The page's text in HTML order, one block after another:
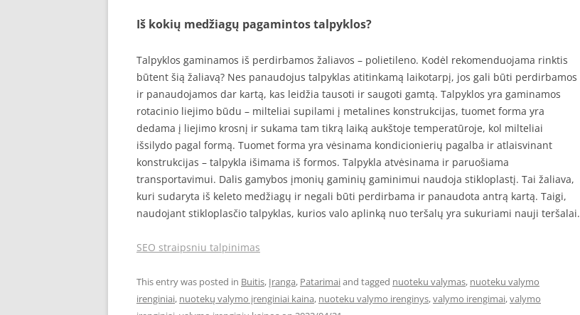
Iš kokių medžiagų pagamintos talpyklos?
Talpyklos gaminamos iš perdirbamos žaliavos – polietileno. Kodėl rekomenduojama rinktis
būtent šią žaliavą? Nes panaudojus talpyklas atitinkamą laikotarpį, jos gali būti perdirbamos
ir panaudojamos dar kartą, kas leidžia tausoti ir saugoti gamtą. Talpyklos yra gaminamos
rotacinio liejimo būdu – milteliai supilami į metalines konstrukcijas, tuomet forma yra
dedama į liejimo krosnį ir sukama tam tikrą laiką aukštoje temperatūroje, kol milteliai
išsilydo pagal formą. Tuomet forma yra vėsinama kondicionierių pagalba ir atlaisvinant
konstrukcijas – talpykla išimama iš formos. Talpykla atvėsinama ir paruošiama
transportavimui. Dalis gamybos įmonių gaminių gaminimui naudoja stikloplastį. Tai žaliava,
kuri sudaryta iš keleto medžiagų ir negali būti perdirbama ir panaudota antrą kartą. Taigi,
naudojant stikloplasčio talpyklas, kurios valo aplinką nuo teršalų yra sukuriami nauji teršalai.
SEO straipsniu talpinimas
This entry was posted in Buitis, Įranga, Patarimaiand tagged nuoteku valymas, nuoteku valymo
irenginiai, nuotekų valymo įrenginiai kaina, nuoteku valymo irenginys,valymo irengimai,valymo